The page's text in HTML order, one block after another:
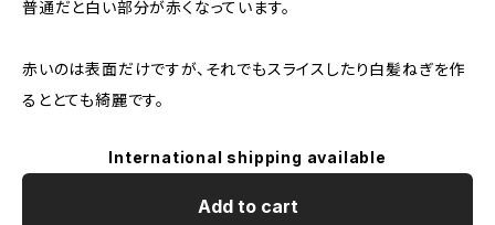
普通だと白い部分が赤くなっています。
赤いのは表面だけですが、それでもスライスしたり白髪ねぎを作
るととても綺麗です。
International shipping available
Add to cart